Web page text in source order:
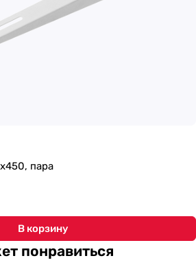
пара
В корзину
понравиться